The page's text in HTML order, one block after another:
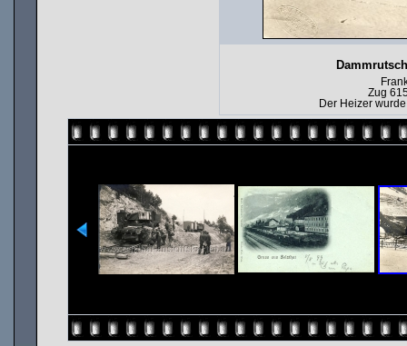
Zug
Der Heizer